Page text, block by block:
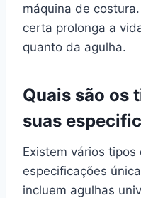
máquina de
certa prolonga a
quanto da agulha.
Quais são os
suas
Existem vários
especificações
incluem agulhas